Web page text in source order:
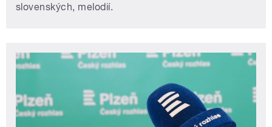
slovenských, melodií.